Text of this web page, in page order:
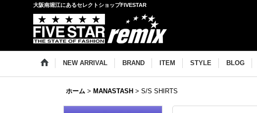
大阪南堀江にあるセレクトショップFIVESTAR
NEW ARRIVAL BRAND ITEM STYLE BLOG
ホーム > MANASTASH > S/S SHIRTS